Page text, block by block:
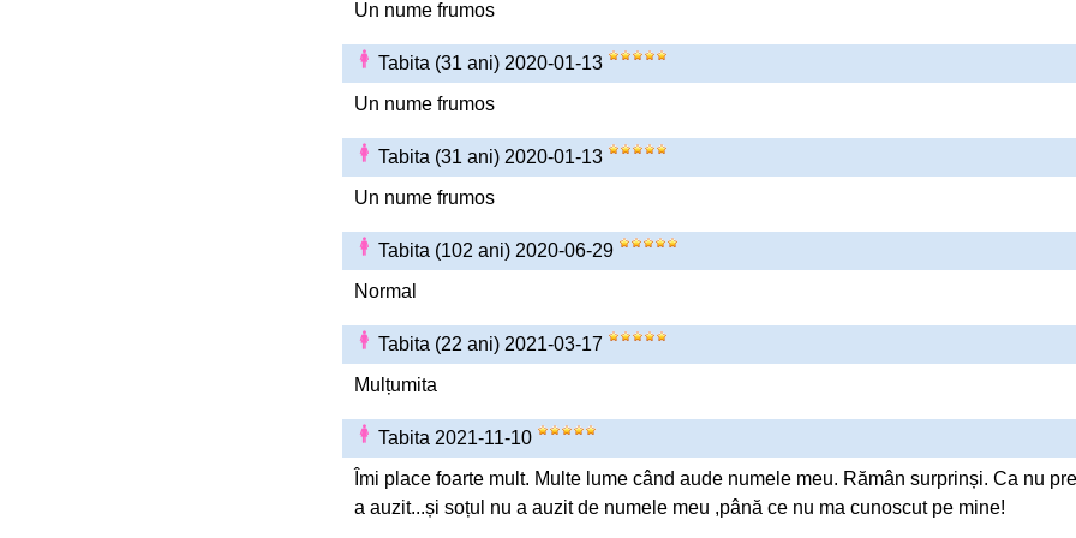
Un nume frumos
Tabita (31 ani) 2020-01-13
Un nume frumos
Tabita (31 ani) 2020-01-13
Un nume frumos
Tabita (102 ani) 2020-06-29
Normal
Tabita (22 ani) 2021-03-17
Mulțumita
Tabita 2021-11-10
Îmi place foarte mult. Multe lume când aude numele meu. Rămân surprinși. Ca nu
a auzit...și soțul nu a auzit de numele meu ,până ce nu ma cunoscut pe mine!